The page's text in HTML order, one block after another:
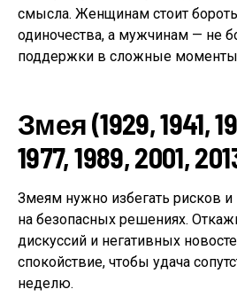
смысла. Женщинам стоит
одиночества, а мужчинам — не
поддержки в сложные
Змея (1929, 1941,
1977, 1989, 2001,
Змеям нужно избегать рисков и
на безопасных решениях.
дискуссий и негативных
спокойствие, чтобы удача
неделю.